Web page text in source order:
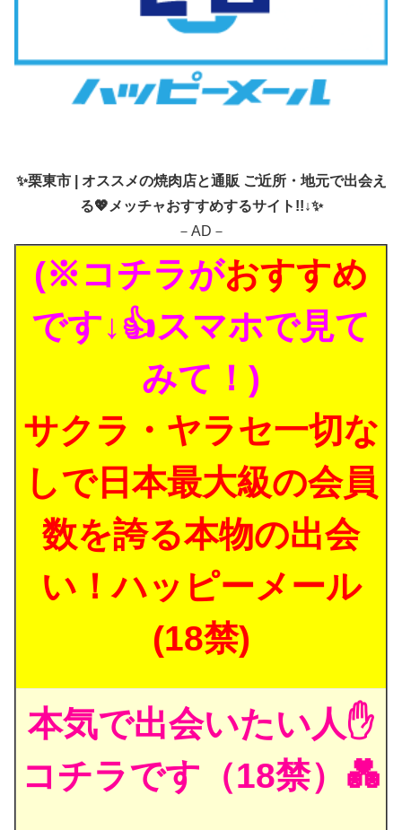
✨栗東市 | オススメの焼肉店と通販 ご近所・地元で出会え
る💖メッチャおすすめするサイト!!↓✨
－AD－
(※コチラがおすすめ
です↓👍スマホで見て
みて！)
サクラ・ヤラセ一切な
しで日本最大級の会員
数を誇る本物の出会
い！ハッピーメール
(18禁)
本気で出会いたい人✋
コチラです（18禁）💑